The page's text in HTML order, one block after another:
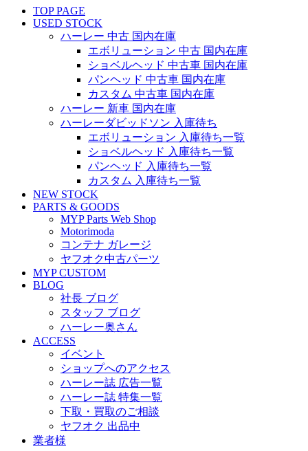
TOP PAGE
USED STOCK
ハーレー 中古 国内在庫
エボリューション 中古 国内在庫
ショベルヘッド 中古車 国内在庫
パンヘッド 中古車 国内在庫
カスタム 中古車 国内在庫
ハーレー 新車 国内在庫
ハーレーダビッドソン 入庫待ち
エボリューション 入庫待ち一覧
ショベルヘッド 入庫待ち一覧
パンヘッド 入庫待ち一覧
カスタム 入庫待ち一覧
NEW STOCK
PARTS & GOODS
MYP Parts Web Shop
Motorimoda
コンテナ ガレージ
ヤフオク中古パーツ
MYP CUSTOM
BLOG
社長 ブログ
スタッフ ブログ
ハーレー奥さん
ACCESS
イベント
ショップへのアクセス
ハーレー誌 広告一覧
ハーレー誌 特集一覧
下取・買取のご相談
ヤフオク 出品中
業者様